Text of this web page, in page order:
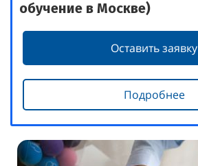
обучение в Москве)
Оставить заявку
Подробнее